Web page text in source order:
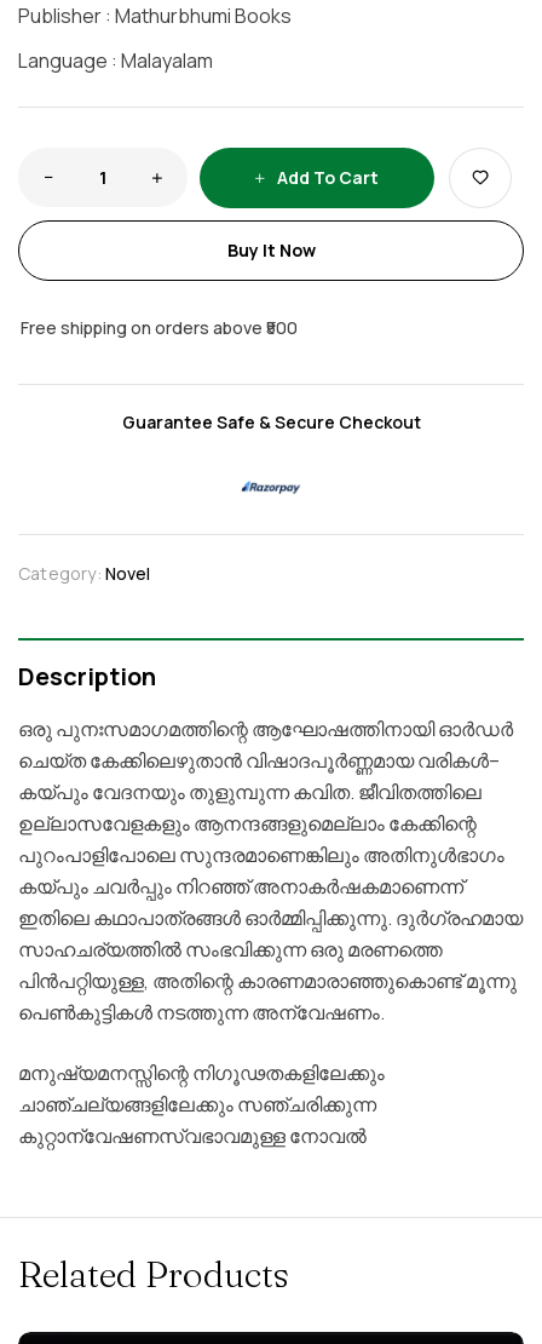
Publisher : Mathurbhumi Books
Language : Malayalam
Add To Cart
Buy It Now
Free shipping on orders above ₹500
Guarantee Safe & Secure Checkout
Category: Novel
Description
ഒരു പുനഃസമാഗമത്തിന്റെആഘോഷത്തിനായിഓര്‍ഡര്‍
ചെയ്തകേക്കിലെഴുതാന്‍വിഷാദപൂര്‍ണ്ണമായവരികള്‍–
കയ്പുംവേദനയുംതുളുമ്പുന്നകവിത. ജീവിതത്തിലെ
ഉല്ലാസവേളകളുംആനന്ദങ്ങളുമെല്ലാംകേക്കിന്റെ
പുറംപാളിപോലെസുന്ദരമാണെങ്കിലുംഅതിനുള്‍ഭാഗം
കയ്പുംചവര്‍പ്പുംനിറഞ്ഞ്അനാകര്‍ഷകമാണെന്ന്
ഇതിലെകഥാപാത്രങ്ങള്‍ഓര്‍മ്മിപ്പിക്കുന്നു. ദുര്‍ഗ്രഹമായ
സാഹചര്യത്തില്‍സംഭവിക്കുന്നഒരു മരണത്തെ
പിന്‍പറ്റിയുള്ള, അതിന്റെകാരണമാരാഞ്ഞുകൊണ്ട്മൂന്നു
പെണ്‍കുട്ടികള്‍നടത്തുന്നഅന്വേഷണം.
മനുഷ്യമനസ്സിന്റെനിഗൂഢതകളിലേക്കും
ചാഞ്ചല്യങ്ങളിലേക്കുംസഞ്ചരിക്കുന്ന
കുറ്റാന്വേഷണസ്വഭാവമുള്ളനോവല്‍
Related Products